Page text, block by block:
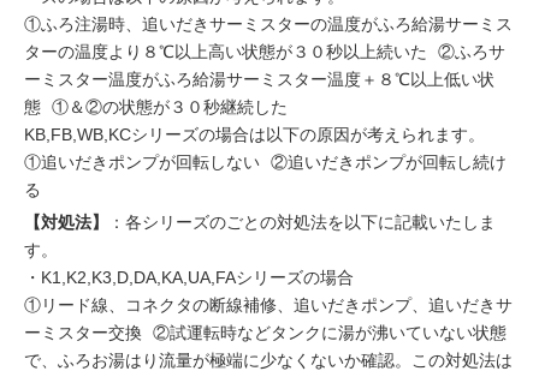
①ふろ注湯時、追いだきサーミスターの温度がふろ給湯サーミス
ターの温度より８℃以上高い状態が３０秒以上続いた ②ふろサ
ーミスター温度がふろ給湯サーミスター温度＋８℃以上低い状
態 ①＆②の状態が３０秒継続した
KB,FB,WB,KCシリーズの場合は以下の原因が考えられます。
①追いだきポンプが回転しない ②追いだきポンプが回転し続け
る
【対処法】
：各シリーズのごとの対処法を以下に記載いたしま
す。
・K1,K2,K3,D,DA,KA,UA,FAシリーズの場合
①リード線、コネクタの断線補修、追いだきポンプ、追いだきサ
ーミスター交換 ②試運転時などタンクに湯が沸いていない状態
で、ふろお湯はり流量が極端に少なくないか確認。この対処法は